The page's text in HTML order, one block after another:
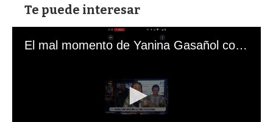
Te puede interesar
El mal momento de Yanina Gasañol con un hincha argentino en "Subrayado"